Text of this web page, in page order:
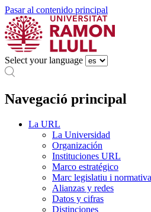
Pasar al contenido principal
Select your language
Navegació principal
La URL
La Universidad
Organización
Instituciones URL
Marco estratégico
Marc legislatiu i
Alianzas y redes
Datos y cifras
Distinciones